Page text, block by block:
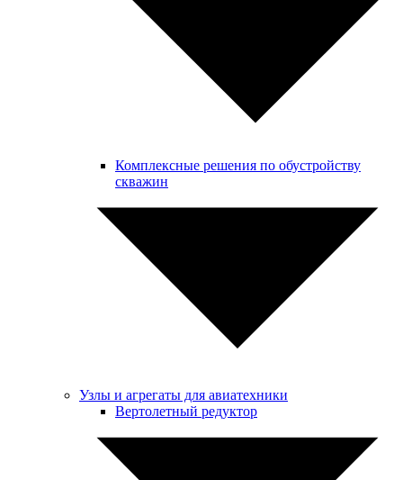
Комплексные решения по обустройству
скважин
Узлы и агрегаты для авиатехники
Вертолетный редуктор